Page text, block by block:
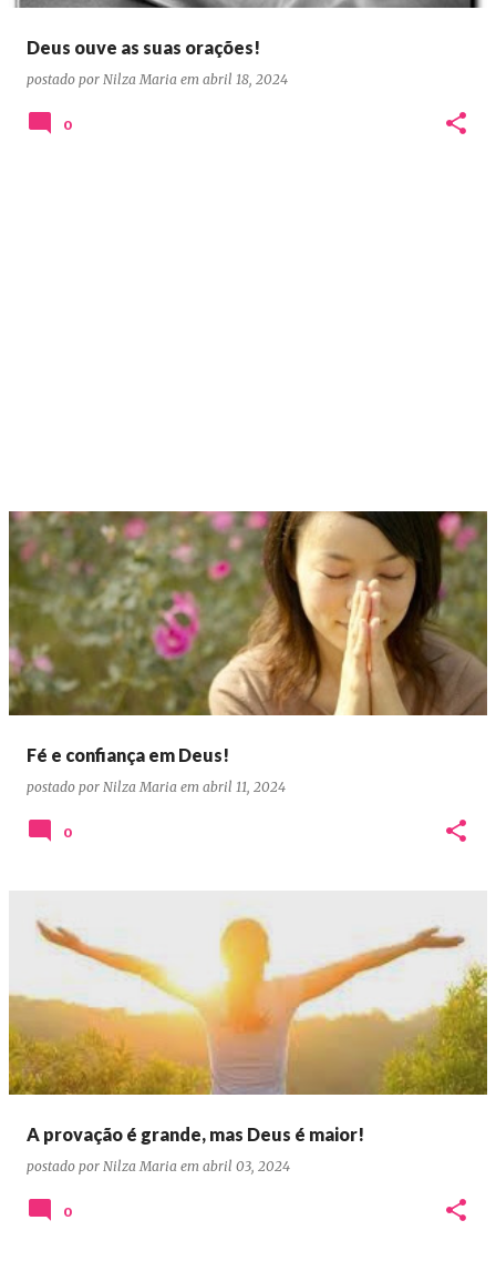
Deus ouve as suas orações!
postado por Nilza Maria em abril 18, 2024
0
Fé e confiança em Deus!
postado por Nilza Maria em abril 11, 2024
0
A provação é grande, mas Deus é maior!
postado por Nilza Maria em abril 03, 2024
0